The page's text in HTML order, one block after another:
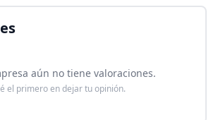
aún no tiene valoraciones.
el primero en dejar tu opinión.